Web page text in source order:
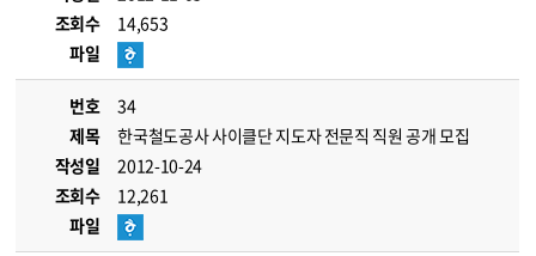
조회수
14,653
파일
번호
34
제목
한국철도공사 사이클단 지도자 전문직 직원 공개 모집
작성일
2012-10-24
조회수
12,261
파일